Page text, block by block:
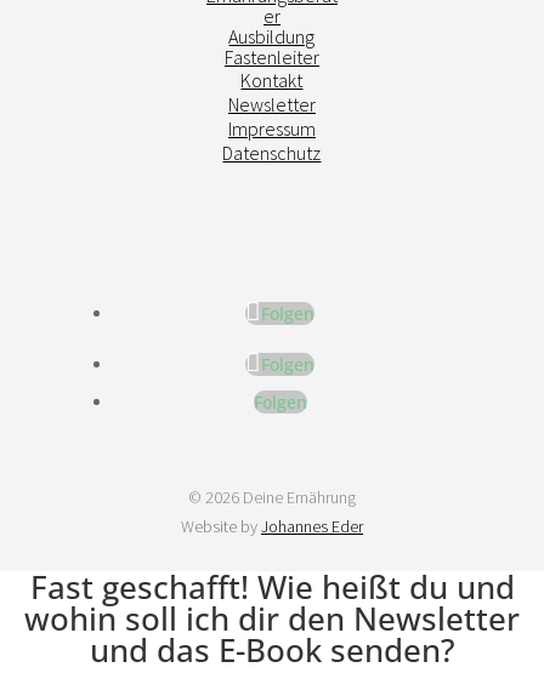
er
Ausbildung
Fastenleiter
Kontakt
Newsletter
Impressum
Datenschutz
Folgen
Folgen
Folgen
© 2026 Deine Ernährung
Website byJohannes Eder
Fast geschafft! Wie heißt du und
wohin soll ich dir den Newsletter
und das E-Book senden?